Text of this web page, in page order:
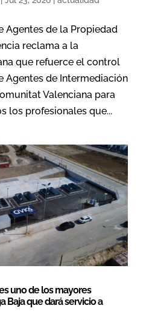
Agentes de la Propiedad
reclama a la
que refuerce el control
Agentes de Intermediación
Valenciana para
los profesionales que...
uno de los mayores
Baja que dará servicio a